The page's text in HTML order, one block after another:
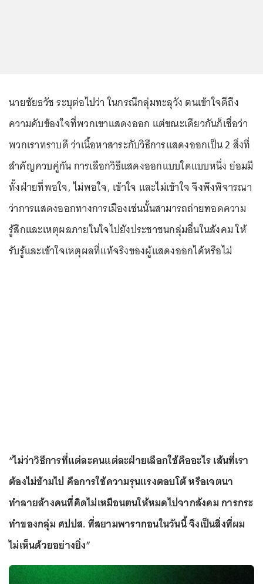
นายชัยธวัช ระบุต่อไปว่า ในกรณีกลุ่มทะลุวัง ตนเข้าใจดีถึง
ความคับข้องใจที่พวกเขาแสดงออก แต่ขณะเดียวกันก็เชื่อว่า
พวกเราทราบดี ว่าเนื้อหาสาระกับวิธีการแสดงออกเป็น 2 สิ่งที่
สำคัญควบคู่กัน การเลือกวิธีแสดงออกแบบใดแบบหนึ่ง ย่อมมี
ทั้งฝ่ายที่พอใจ, ไม่พอใจ, เข้าใจ และไม่เข้าใจ จึงพึงพิจารณา
ว่าการแสดงออกทางการเมืองเช่นนั้นสามารถถ่ายทอดความ
รู้สึกและเหตุผลภายในใจไปยังประชาชนกลุ่มอื่นในสังคม ให้
รับรู้และเข้าใจเหตุผลที่แท้จริงของผู้แสดงออกได้หรือไม่
“ไม่ว่าวิธีการที่แต่ละคนแต่ละฝ่ายเลือกใช้คืออะไร เส้นที่เรา
ต้องไม่ข้ามไป คือการใช้ความรุนแรงตอบโต้ หรือเจตนา
ทำลายล้างคนที่คิดไม่เหมือนตนให้หมดไปจากสังคม การกระ
ทำของกลุ่ม ศปปส. ที่สยามพารากอนในวันนี้ จึงเป็นสิ่งที่ผม
ไม่เห็นด้วยอย่างยิ่ง”